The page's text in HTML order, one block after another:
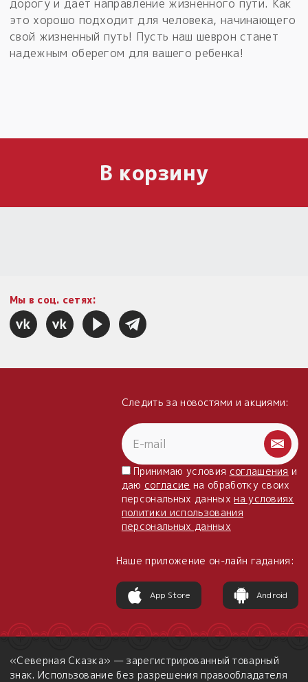
дорогу и дает направление жизненного пути. Как
это хорошо подходит для человека, начинающего
свой жизненный путь! Пусть наш шеврон станет
надежным оберегом для вашего ребенка!
В корзину
Мы в соц. сетях:
Следить за новостями и акциями:
Принимаю условия соглашения и
даю согласие на обработку своих
персональных данныхна условиях
политики использования
персональных данных
Наше приложение он-лайн гадания:
App Store Android
«Северная Сказка» — зарегистрированный товарный
знак. Использование без разрешения правообладателя